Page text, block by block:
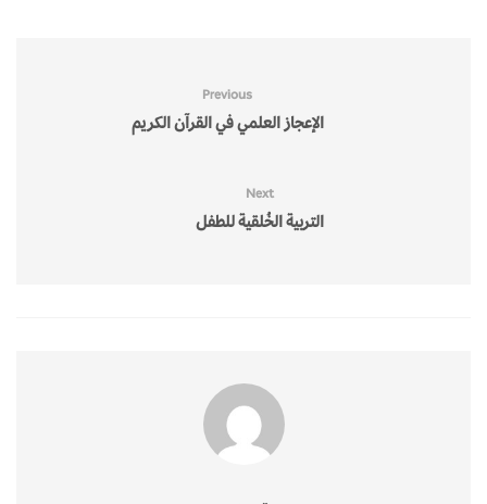
Previous
الإعجاز العلمي في القرآن الكريم
Next
التربية الخُلقية للطفل